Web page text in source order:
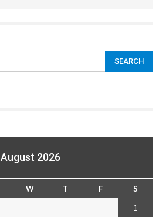
August 2026
W T F
S
1